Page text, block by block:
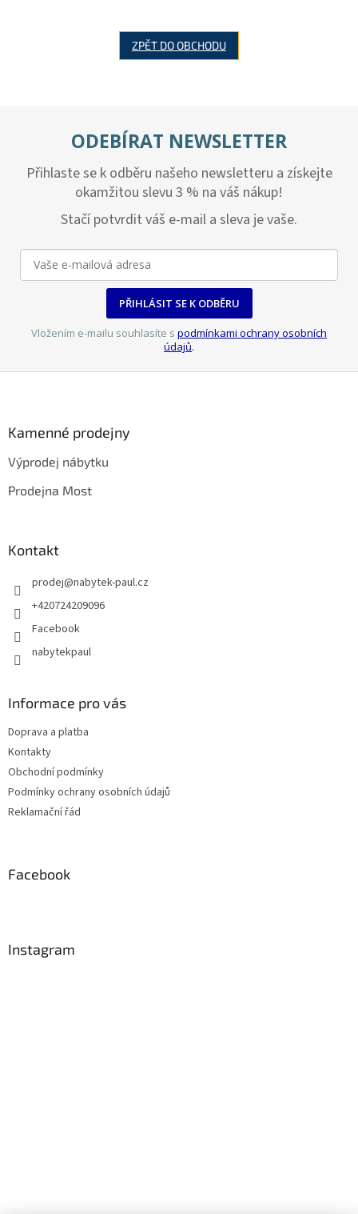
ZPĚT DO OBCHODU
ODEBÍRAT NEWSLETTER
Přihlaste se k odběru našeho newsletteru a získejte
okamžitou slevu 3 % na váš nákup!
Stačí potvrdit váš e-mail a sleva je vaše.
PŘIHLÁSIT SE K ODBĚRU
Vložením e-mailu souhlasíte s podmínkami ochrany osobních
údajů.
Kamenné prodejny
Výprodej nábytku
Prodejna Most
Kontakt
prodej@nabytek-paul.cz
+420724209096
Facebook
nabytekpaul
Informace pro vás
Doprava a platba
Kontakty
Obchodní podmínky
Podmínky ochrany osobních údajů
Reklamační řád
Facebook
Instagram